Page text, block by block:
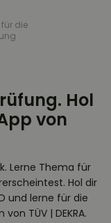
für die
Hol
von
Lerne Thema für
Hol dir
und lerne für die
TÜV | DEKRA.